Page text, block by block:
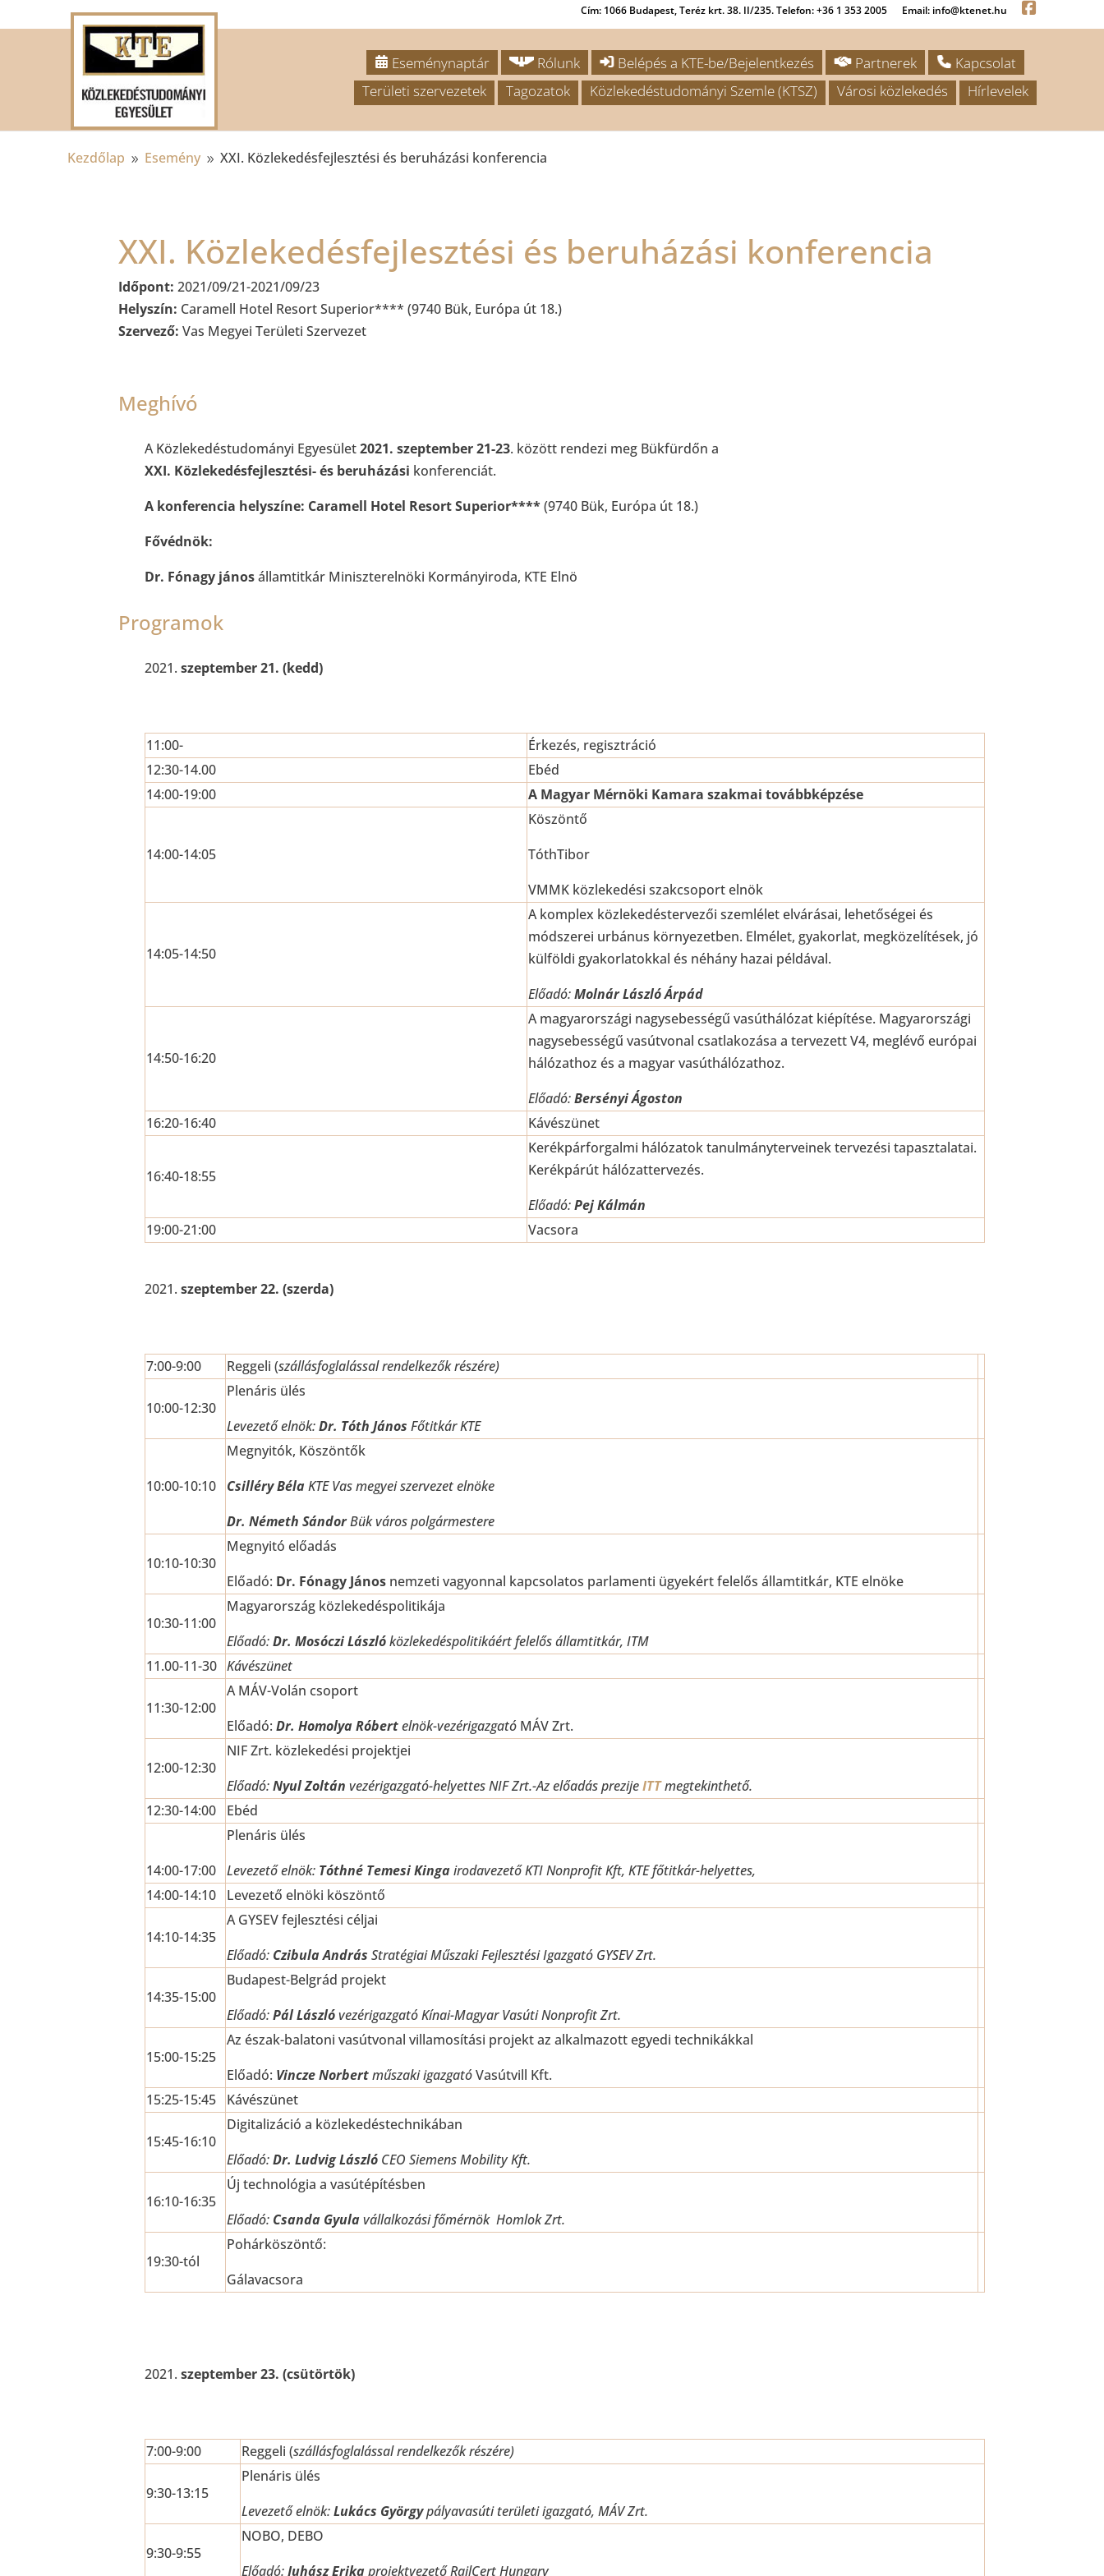
Cím: 1066 Budapest, Teréz krt. 38. II/235. Telefon: +36 1 353 2005 Email: info@ktenet.hu
Eseménynaptár Rólunk Belépés a KTE-be/Bejelentkezés Partnerek
Kapcsolat
.Területi szervezetek Tagozatok Közlekedéstudományi Szemle (KTSZ) Városi közlekedés Hírlevelek
Kezdőlap 9 Esemény 9 XXI. Közlekedésfejlesztési és beruházási konferencia
XXI. Közlekedésfejlesztési és beruházási konferencia
Időpont: 2021/09/21-2021/09/23
Helyszín: Caramell Hotel Resort Superior**** (9740 Bük, Európa út 18.)
Szervező: Vas Megyei Területi Szervezet
Meghívó
A Közlekedéstudományi Egyesület2021. szeptember 21-23. között rendezi meg Bükfürdőn a
XXI. Közlekedésfejlesztési- és beruházási konferenciát.
A konferencia helyszíne: Caramell Hotel Resort Superior****(9740 Bük, Európa út 18.)
Fővédnök:
Dr. Fónagy jánosállamtitkár Miniszterelnöki Kormányiroda, KTE Elnö
Programok
szeptember 21. (kedd)
11:00-
Érkezés, regisztráció
12:30-14.00
Ebéd
14:00-19:00
A Magyar Mérnöki Kamara szakmai továbbképzése
14:00-14:05
Köszöntő
TóthTibor
VMMK közlekedési szakcsoport elnök
14:05-14:50
A komplex közlekedéstervezői szemlélet elvárásai, lehetőségei és
módszerei urbánus környezetben. Elmélet, gyakorlat, megközelítések, jó
külföldi gyakorlatokkal és néhány hazai példával.
Előadó:Molnár László Árpád
14:50-16:20
A magyarországi nagysebességű vasúthálózat kiépítése. Magyarországi
nagysebességű vasútvonal csatlakozása a tervezett V4, meglévő európai
hálózathoz és a magyar vasúthálózathoz.
Előadó:Bersényi Ágoston
16:20-16:40
Kávészünet
16:40-18:55
Kerékpárforgalmi hálózatok tanulmányterveinek tervezési tapasztalatai.
Kerékpárút hálózattervezés.
Előadó:Pej Kálmán
19:00-21:00
Vacsora
szeptember 22. (szerda)
7:00-9:00 Reggeli (szállásfoglalással rendelkezők részére)
10:00-12:30
Plenáris ülés
Levezető elnök:Dr. Tóth János Főtitkár KTE
10:00-10:10
Megnyitók, Köszöntők
Csilléry BélaKTE Vas megyei szervezet elnöke
Dr. Németh SándorBük város polgármestere
10:10-10:30
Megnyitó előadás
Előadó: Dr. Fónagy János nemzeti vagyonnal kapcsolatos parlamenti ügyekért felelős államtitkár, KTE elnöke
10:30-11:00
Magyarország közlekedéspolitikája
Előadó:Dr. Mosóczi Lászlóközlekedéspolitikáért felelős államtitkár, ITM
11.00-11-30 Kávészünet
11:30-12:00
A MÁV-Volán csoport
Előadó:Dr. Homolya Róbertelnök-vezérigazgató MÁV Zrt.
12:00-12:30
NIF Zrt. közlekedési projektjei
Előadó:Nyul Zoltán vezérigazgató-helyettesNIF Zrt.-Az előadás prezijeITTmegtekinthető.
12:30-14:00
Ebéd
14:00-17:00
Plenáris ülés
Levezető elnök: Tóthné Temesi Kingairodavezető KTI Nonprofit Kft, KTE főtitkár-helyettes,
14:00-14:10
Levezető elnöki köszöntő
14:10-14:35
A GYSEV fejlesztési céljai
Előadó: Czibula András Stratégiai Műszaki Fejlesztési Igazgató GYSEV Zrt.
14:35-15:00
Budapest-Belgrád projekt
Előadó:Pál Lászlóvezérigazgató Kínai-Magyar Vasúti Nonprofit Zrt.
15:00-15:25
Az észak-balatoni vasútvonal villamosítási projekt az alkalmazott egyedi technikákkal
Előadó: Vincze Norbertműszaki igazgatóVasútvill Kft.
15:25-15:45
Kávészünet
15:45-16:10
Digitalizáció a közlekedéstechnikában
Előadó:Dr. Ludvig László CEO Siemens Mobility Kft.
16:10-16:35
Új technológia a vasútépítésben
Előadó: Csanda Gyulavállalkozási főmérnökHomlok Zrt.
19:30-tól
Pohárköszöntő:
Gálavacsora
szeptember 23. (csütörtök)
7:00-9:00 Reggeli (szállásfoglalással rendelkezők részére)
9:30-13:15
Plenáris ülés
Levezető elnök:Lukács Györgypályavasúti területi igazgató, MÁV Zrt.
9:30-9:55
NOBO, DEBO
Előadó:Juhász Erikaprojektvezető RailCert Hungary